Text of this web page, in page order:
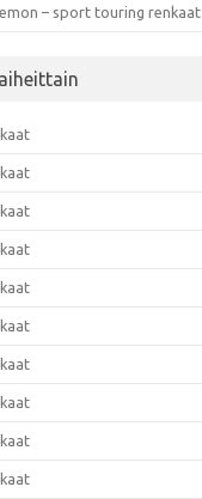
– sport touring renkaat